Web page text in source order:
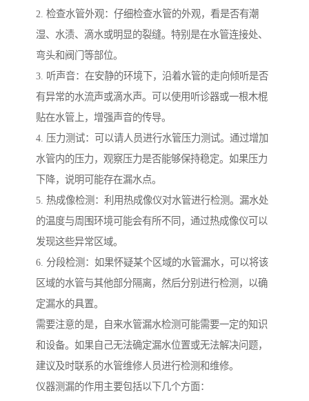
2. 检查水管外观：仔细检查水管的外观，看是否有潮
湿、水渍、滴水或明显的裂缝。特别是在水管连接处、
弯头和阀门等部位。
3. 听声音：在安静的环境下，沿着水管的走向倾听是否
有异常的水流声或滴水声。可以使用听诊器或一根木棍
贴在水管上，增强声音的传导。
4. 压力测试：可以请人员进行水管压力测试。通过增加
水管内的压力，观察压力是否能够保持稳定。如果压力
下降，说明可能存在漏水点。
5. 热成像检测：利用热成像仪对水管进行检测。漏水处
的温度与周围环境可能会有所不同，通过热成像仪可以
发现这些异常区域。
6. 分段检测：如果怀疑某个区域的水管漏水，可以将该
区域的水管与其他部分隔离，然后分别进行检测，以确
定漏水的具置。
需要注意的是，自来水管漏水检测可能需要一定的知识
和设备。如果自己无法确定漏水位置或无法解决问题，
建议及时联系的水管维修人员进行检测和维修。
仪器测漏的作用主要包括以下几个方面：